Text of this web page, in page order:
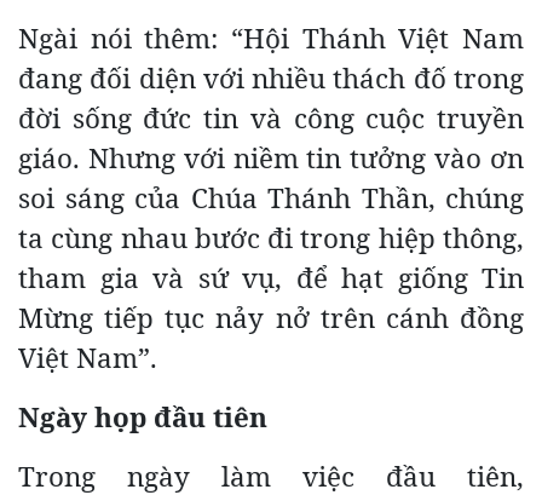
Ngài nói thêm: “Hội Thánh Việt Nam
đang đối diện với nhiều thách đố trong
đời sống đức tin và công cuộc truyền
giáo. Nhưng với niềm tin tưởng vào ơn
soi sáng của Chúa Thánh Thần, chúng
ta cùng nhau bước đi trong hiệp thông,
tham gia và sứ vụ, để hạt giống Tin
Mừng tiếp tục nảy nở trên cánh đồng
Việt Nam”.
Ngày họp đầu tiên
Trong ngày làm việc đầu tiên,